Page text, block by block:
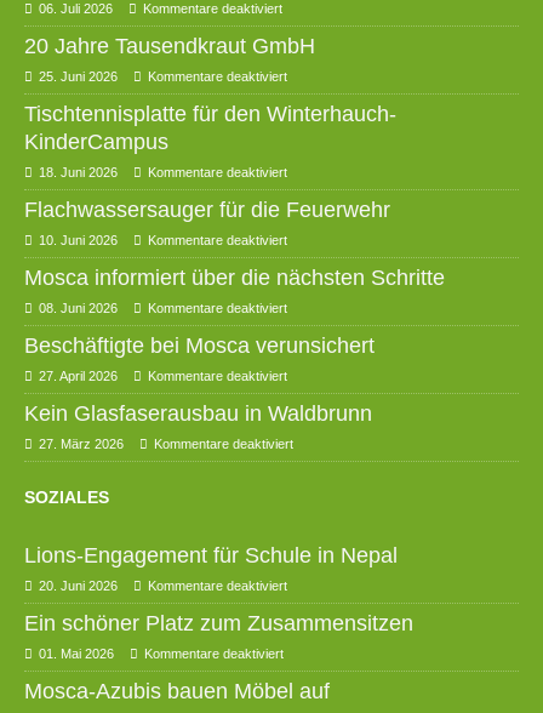
06. Juli 2026 Kommentare deaktiviert
20 Jahre Tausendkraut GmbH
25. Juni 2026 Kommentare deaktiviert
Tischtennisplatte für den Winterhauch-
KinderCampus
18. Juni 2026 Kommentare deaktiviert
Flachwassersauger für die Feuerwehr
10. Juni 2026 Kommentare deaktiviert
Mosca informiert über die nächsten Schritte
08. Juni 2026 Kommentare deaktiviert
Beschäftigte bei Mosca verunsichert
27. April 2026 Kommentare deaktiviert
Kein Glasfaserausbau in Waldbrunn
27. März 2026 Kommentare deaktiviert
SOZIALES
Lions-Engagement für Schule in Nepal
20. Juni 2026 Kommentare deaktiviert
Ein schöner Platz zum Zusammensitzen
01. Mai 2026 Kommentare deaktiviert
Mosca-Azubis bauen Möbel auf